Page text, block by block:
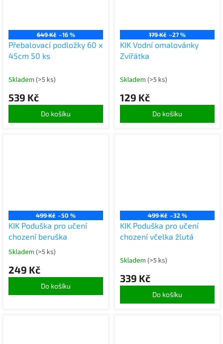
649 Kč –16 %
Přebalovací podložky 60 x
45cm 50 ks
Skladem (>5 ks)
539 Kč
Do košíku
179 Kč –27 %
KIK Vodní omalovánky
Zvířátka
Skladem (>5 ks)
129 Kč
Do košíku
499 Kč –50 %
KIK Poduška pro učení
chození beruška
Skladem (>5 ks)
249 Kč
Do košíku
499 Kč –32 %
KIK Poduška pro učení
chození včelka žlutá
Skladem (>5 ks)
339 Kč
Do košíku